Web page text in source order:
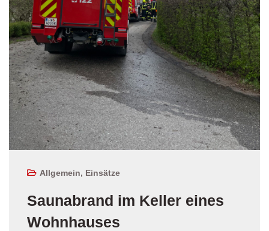
Allgemein, Einsätze
Saunabrand im Keller eines
Wohnhauses